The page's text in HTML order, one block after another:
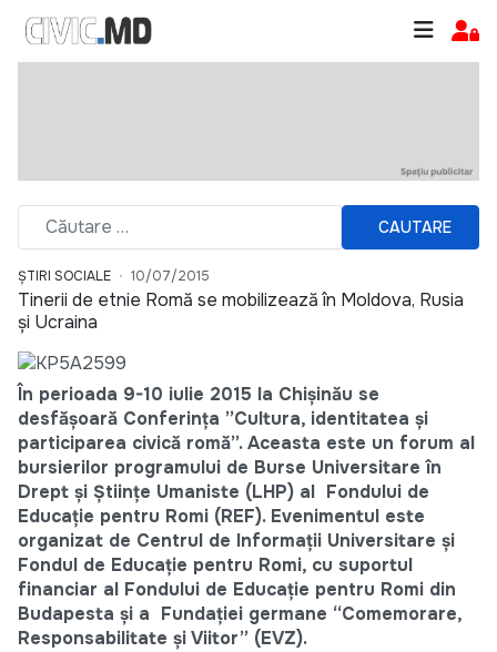
CAUTARE
ȘTIRI SOCIALE 10/07/2015
Tinerii de etnie Romă se mobilizează în Moldova, Rusia
şi Ucraina
În perioada 9-10 iulie 2015 la Chișinău se
desfășoară Conferința ”Cultura, identitatea și
participarea civică romă”. Aceasta este un forum al
bursierilor programului de Burse Universitare în
Drept și Științe Umaniste (LHP) al Fondului de
Educație pentru Romi (REF). Evenimentul este
organizat de Centrul de Informaţii Universitare şi
Fondul de Educaţie pentru Romi, cu suportul
financiar al Fondului de Educaţie pentru Romi din
Budapesta şi a Fundaţiei germane “Comemorare,
Responsabilitate şi Viitor” (EVZ).